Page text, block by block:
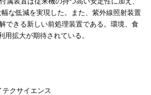
な低減を実現した。また、紫外線照射装置
できる新しい前処理装置である。環境、食
用拡大が期待されている。
クサイエンス